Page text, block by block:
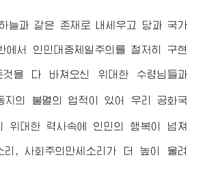
늘과 같은 존재로 내세우고 당과 국가
에서 인민대중제일주의를 철저히 구현
것을 다 바쳐오신 위대한 수령님들과
지의 불멸의 업적이 있어 우리 공화국
위대한 력사속에 인민의 행복이 넘쳐
리, 사회주의만세소리가 더 높이 울려